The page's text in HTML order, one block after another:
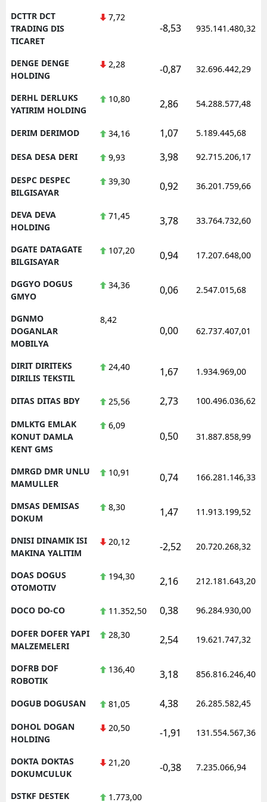
DCTTR DCT
TRADING DIS
TICARET
7,72
-8,53 935.141.480,32
DENGE DENGE
HOLDING
2,28 -0,87 32.696.442,29
DERHL DERLUKS
YATIRIM HOLDING
10,80 2,86 54.288.577,48
DERIM DERIMOD 34,16 1,07 5.189.445,68
DESA DESA DERI 9,93 3,98 92.715.206,17
DESPC DESPEC
BILGISAYAR
39,30 0,92 36.201.759,66
DEVA DEVA
HOLDING
71,45 3,78 33.764.732,60
DGATE DATAGATE
BILGISAYAR
107,20 0,94 17.207.648,00
DGGYO DOGUS
GMYO
34,36 0,06 2.547.015,68
DGNMO
DOGANLAR
MOBILYA
8,42
0,00 62.737.407,01
DIRIT DIRITEKS
DIRILIS TEKSTIL
24,40 1,67 1.934.969,00
DITAS DITAS BDY 25,56 2,73 100.496.036,62
DMLKTG EMLAK
KONUT DAMLA
KENT GMS
6,09
0,50 31.887.858,99
DMRGD DMR UNLU
MAMULLER
10,91 0,74 166.281.146,33
DMSAS DEMISAS
DOKUM
8,30 1,47 11.913.199,52
DNISI DINAMIK ISI
MAKINA YALITIM
20,12 -2,52 20.720.268,32
DOAS DOGUS
OTOMOTIV
194,30 2,16 212.181.643,20
DOCO DO-CO 11.352,50 0,38 96.284.930,00
DOFER DOFER YAPI
MALZEMELERI
28,30 2,54 19.621.747,32
DOFRB DOF
ROBOTIK
136,40 3,18 856.816.246,40
DOGUB DOGUSAN 81,05 4,38 26.285.582,45
DOHOL DOGAN
HOLDING
20,50 -1,91 131.554.567,36
DOKTA DOKTAS
DOKUMCULUK
21,20 -0,38 7.235.066,94
DSTKF DESTEK 1.773,00